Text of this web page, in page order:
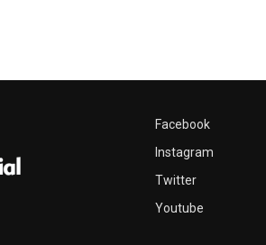
Facebook
Instagram
Twitter
Youtube